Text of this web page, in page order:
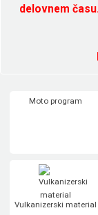
delovnem
Moto program
Vulkanizerski material